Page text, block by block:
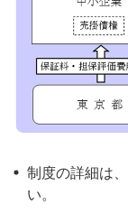
制度の詳細は、
い。